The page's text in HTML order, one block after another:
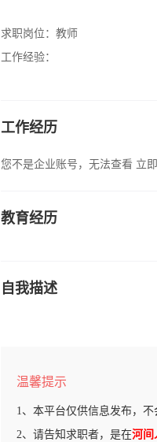
求职岗位： 教师
工作经验：
工作经历
您不是企业账号，无法查看 立
教育经历
自我描述
温馨提示
1、本平台仅供信息发布，
2、请告知求职者，是在河间